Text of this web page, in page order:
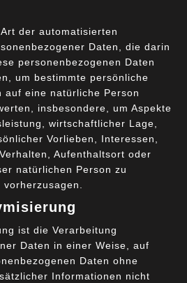
durch Erkennung
Schutzklassen und Regelungen
beim Austausch von Daten wird
internationalen Vereinigung
geleitet. Im Wesentlichen sollen
2021 erarbeitet werden:
Policy Rules beschreiben Regeln
dass die
Nutzung der GAIA-X
den Zielen des Vorhabens
der automatisierten
Daten, die darin
personenbezogenen Daten
um bestimmte persönliche
auf eine natürliche Person
insbesondere, um Aspekte
wirtschaftlicher Lage,
Vorlieben, Interessen,
Aufenthaltsort oder
natürlichen Person zu
ist die Verarbeitung
Daten in einer Weise, auf
Daten ohne
Informationen nicht